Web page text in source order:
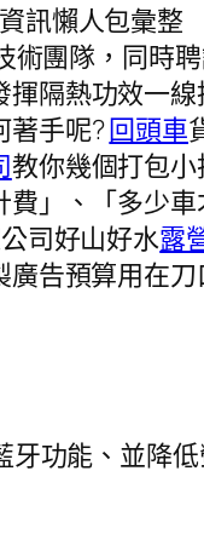
訊懶人包彙整
術團隊，同時
揮隔熱功效一
著手呢?回頭車
教你幾個打包
」、「多少車
司好山好水露
告預算用在刀
牙功能、並